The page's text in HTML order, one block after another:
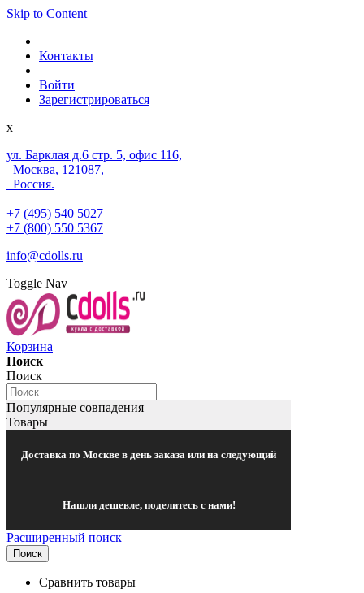
Skip to Content
Контакты
Войти
Зарегистрироваться
x
ул. Барклая д.6 стр. 5, офис 116,
Москва, 121087,
Россия.
+7 (495) 540 5027
+7 (800) 550 5367
info@cdolls.ru
Toggle Nav
Корзина
Поиск
Поиск
Популярные совпадения
Товары
Доставка по Москве в день заказа или на следующий
Нашли дешевле, поделитесь с нами!
Расширенный поиск
Поиск
Сравнить товары